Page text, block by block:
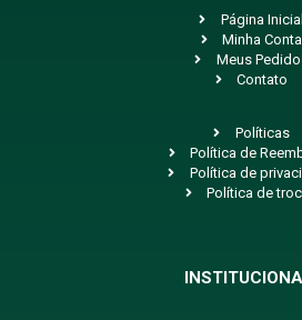
Página Inicial
Minha Conta
Meus
Contato
Políticas
Política de
Política de
Política de